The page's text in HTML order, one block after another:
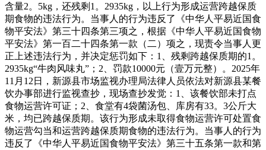
含量2。5kg，还残剩1。2935kg，以上行为形成运营跨越保质
期食物的违法行为。当事人的行为违反了《中华人平易近国食
物平安法》第三十四条第三项之，根据《中华人平易近国食物
平安法》第一百二十四条第一款（二）项之，现责令当事人更
正上述违法行为，并决定惩罚如下：1、残剩跨越保质期的1。
2935kg“牛肉风味丸”；2、罚款10000元（壹万元整）。2025年
11月12日，新源县市场监视办理局法律人员依法对新源县某餐
饮办事部进行监视查抄，现场查抄发觉：1、该餐饮部未打点
食物运营许可证；2、食堂有4袋菌汤包、库房有33。3公斤大
米，均已跨越保质期。该行为形成未取得食物运营许可处置食
物运营勾当和运营跨越保质期食物的违法行为。当事人的行为
违反了《中华人平易近国食物平安法》第三十五条第一款和第